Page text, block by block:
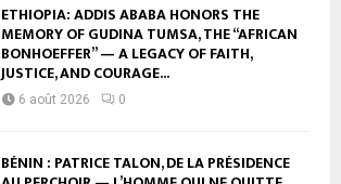
ETHIOPIA: ADDIS ABABA HONORS THE
MEMORY OF GUDINA TUMSA, THE “AFRICAN
BONHOEFFER” — A LEGACY OF FAITH,
JUSTICE, AND COURAGE...
6 août 2026 0
BÉNIN : PATRICE TALON, DE LA PRÉSIDENCE